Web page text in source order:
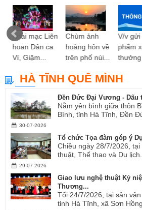
Khai mạc Liên
hoan Dân ca
Ví, Giặm...
Chùm ảnh
hoàng hôn về
trên phố núi...
V/v gửi
phẩm
thưởng
HÀ TĨNH QUÊ MÌNH
Đền Đức Đại Vương - Dấu
Nằm yên bình giữa thôn
Bình, tỉnh Hà Tĩnh, Đền
30-07-2026
Tổ chức Tọa đàm góp ý
Chiều ngày 28/7/2026,
thuật, Thể thao và Du lịch...
29-07-2026
Giao lưu nghệ thuật Kỷ
Thương...
Tối 24/7/2026, tại sân
tỉnh Hà Tĩnh, xã Sơn